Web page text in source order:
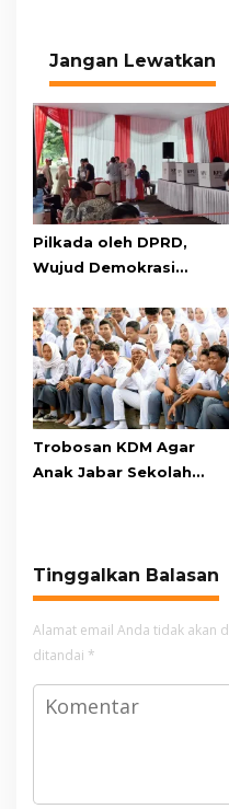
Jangan Lewatkan
Pilkada oleh DPRD,
Wujud Demokrasi
Trobosan KDM Agar
Anak Jabar Sekolah
Tinggalkan Balasan
Alamat email Anda tidak akan
ditandai *